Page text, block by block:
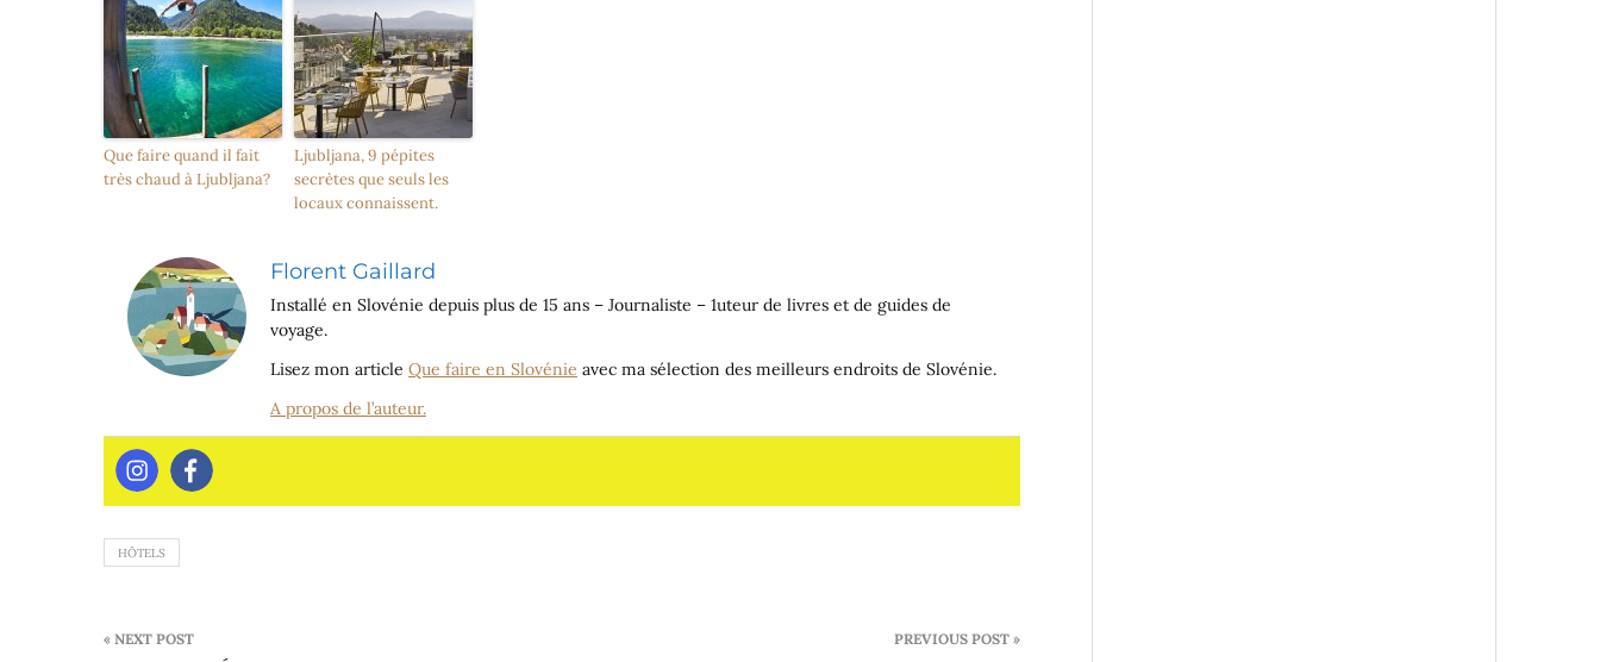
Que faire quand il fait
très chaud à Ljubljana?
Ljubljana, 9 pépites
secrètes que seuls les
locaux connaissent.
Florent Gaillard
Installé en Slovénie depuis plus de 15 ans – Journaliste – 1uteur de livres et de guides de
voyage.
Lisez mon article Que faire en Slovénie avec ma sélection des meilleurs endroits de Slovénie.
A propos de l’auteur.
HÔTELS
PREVIOUS POST »
« NEXT POST